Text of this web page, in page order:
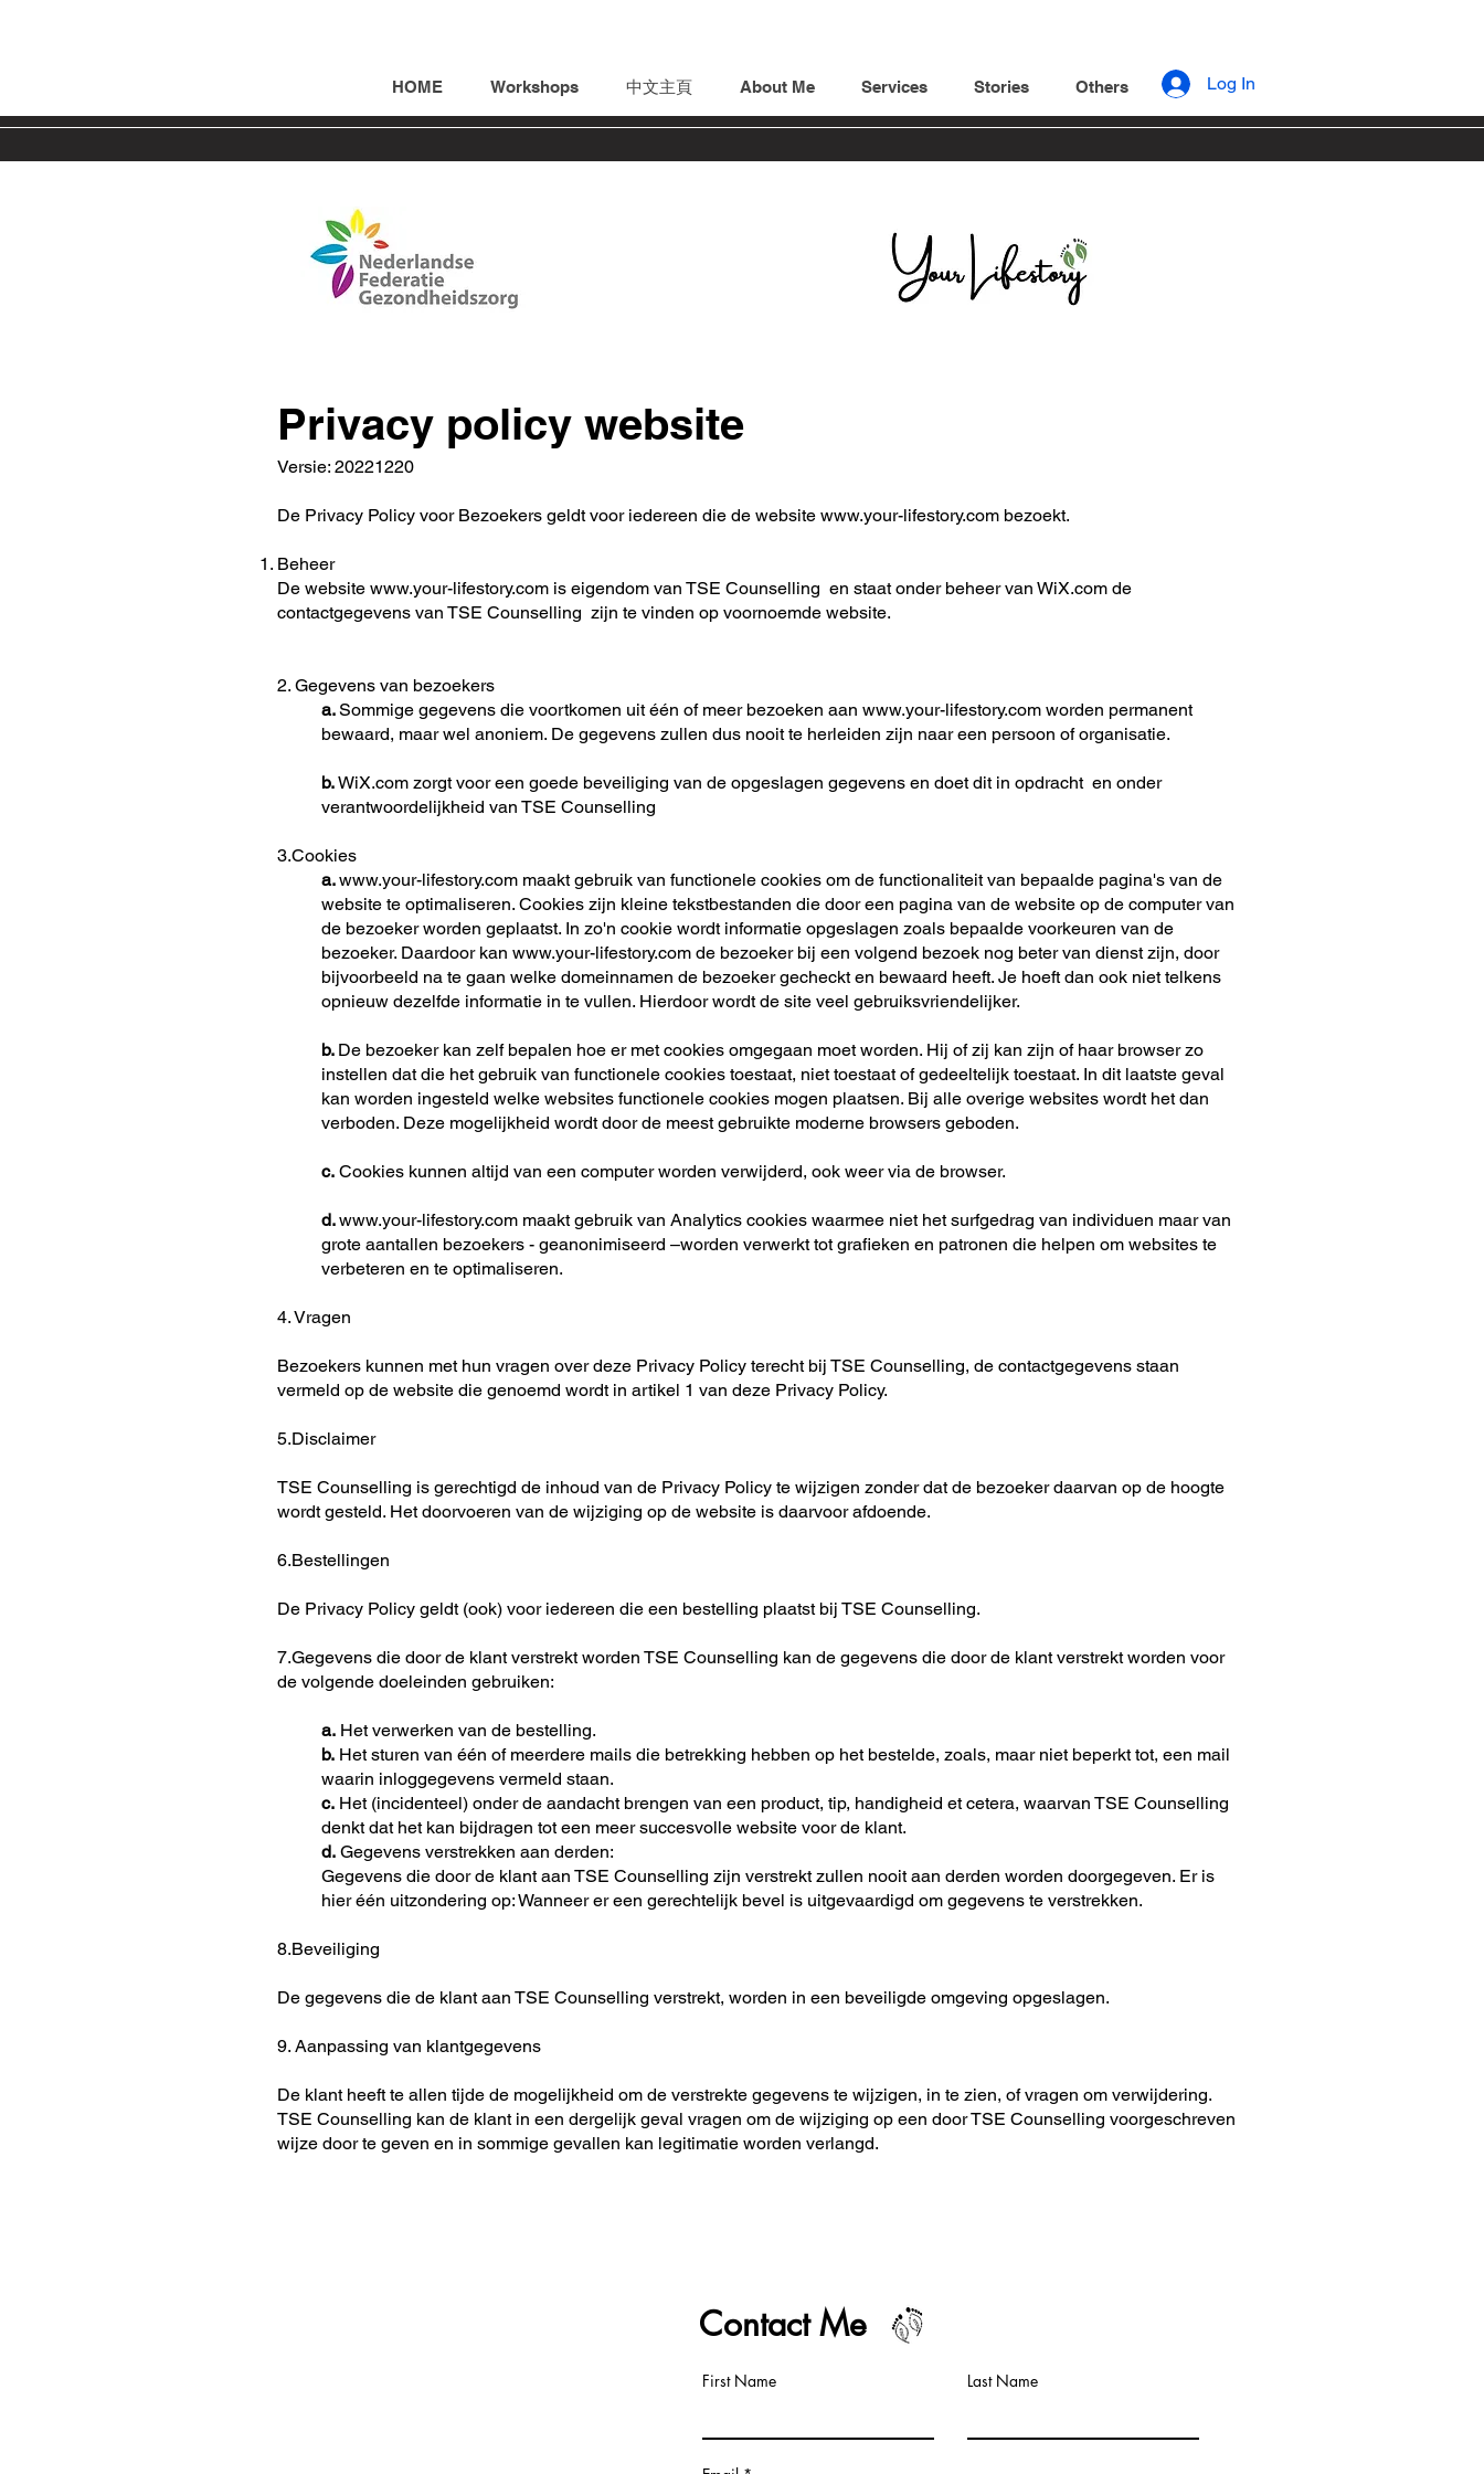
HOME Workshops 中文主頁 About Me Services Stories Others Log In
Privacy policy website
Versie: 20221220
De Privacy Policy voor Bezoekers geldt voor iedereen die de website www.your-lifestory.com bezoekt.
Beheer
De website www.your-lifestory.com is eigendom van TSE Counselling en staat onder beheer van WiX.com de
contactgegevens van TSE Counselling zijn te vinden op voornoemde website.
2. Gegevens van bezoekers
a.Sommige gegevens die voortkomen uit één of meer bezoeken aan www.your-lifestory.com worden permanent
bewaard, maar wel anoniem. De gegevens zullen dus nooit te herleiden zijn naar een persoon of organisatie.
b.WiX.com zorgt voor een goede beveiliging van de opgeslagen gegevens en doet dit in opdracht en onder
verantwoordelijkheid van TSE Counselling
3.Cookies
a.www.your-lifestory.com maakt gebruik van functionele cookies om de functionaliteit van bepaalde pagina's van de
website te optimaliseren. Cookies zijn kleine tekstbestanden die door een pagina van de website op de computer van
de bezoeker worden geplaatst. In zo'n cookie wordt informatie opgeslagen zoals bepaalde voorkeuren van de
bezoeker. Daardoor kan www.your-lifestory.com de bezoeker bij een volgend bezoek nog beter van dienst zijn, door
bijvoorbeeld na te gaan welke domeinnamen de bezoeker gecheckt en bewaard heeft. Je hoeft dan ook niet telkens
opnieuw dezelfde informatie in te vullen. Hierdoor wordt de site veel gebruiksvriendelijker.
b. De bezoeker kan zelf bepalen hoe er met cookies omgegaan moet worden. Hij of zij kan zijn of haar browser zo
instellen dat die het gebruik van functionele cookies toestaat, niet toestaat of gedeeltelijk toestaat. In dit laatste geval
kan worden ingesteld welke websites functionele cookies mogen plaatsen. Bij alle overige websites wordt het dan
verboden. Deze mogelijkheid wordt door de meest gebruikte moderne browsers geboden.
c. Cookies kunnen altijd van een computer worden verwijderd, ook weer via de browser.
d.www.your-lifestory.com maakt gebruik van Analytics cookies waarmee niet het surfgedrag van individuen maar van
grote aantallen bezoekers - geanonimiseerd –worden verwerkt tot grafieken en patronen die helpen om websites te
verbeteren en te optimaliseren.
4. Vragen
Bezoekers kunnen met hun vragen over deze Privacy Policy terecht bij TSE Counselling, de contactgegevens staan
vermeld op de website die genoemd wordt in artikel 1 van deze Privacy Policy.
5.Disclaimer
TSE Counselling is gerechtigd de inhoud van de Privacy Policy te wijzigen zonder dat de bezoeker daarvan op de hoogte
wordt gesteld. Het doorvoeren van de wijziging op de website is daarvoor afdoende.
6.Bestellingen
De Privacy Policy geldt (ook) voor iedereen die een bestelling plaatst bij TSE Counselling.
7.Gegevens die door de klant verstrekt worden TSE Counselling kan de gegevens die door de klant verstrekt worden voor
de volgende doeleinden gebruiken:
a. Het verwerken van de bestelling.
b. Het sturen van één of meerdere mails die betrekking hebben op het bestelde, zoals, maar niet beperkt tot, een mail
waarin inloggegevens vermeld staan.
c. Het (incidenteel) onder de aandacht brengen van een product, tip, handigheid et cetera, waarvan TSE Counselling
denkt dat het kan bijdragen tot een meer succesvolle website voor de klant.
d. Gegevens verstrekken aan derden:
Gegevens die door de klant aan TSE Counselling zijn verstrekt zullen nooit aan derden worden doorgegeven. Er is
hier één uitzondering op: Wanneer er een gerechtelijk bevel is uitgevaardigd om gegevens te verstrekken.
8.Beveiliging
De gegevens die de klant aan TSE Counselling verstrekt, worden in een beveiligde omgeving opgeslagen.
9. Aanpassing van klantgegevens
De klant heeft te allen tijde de mogelijkheid om de verstrekte gegevens te wijzigen, in te zien, of vragen om verwijdering.
TSE Counselling kan de klant in een dergelijk geval vragen om de wijziging op een door TSE Counselling voorgeschreven
wijze door te geven en in sommige gevallen kan legitimatie worden verlangd.
Contact Me
First Name Last Name